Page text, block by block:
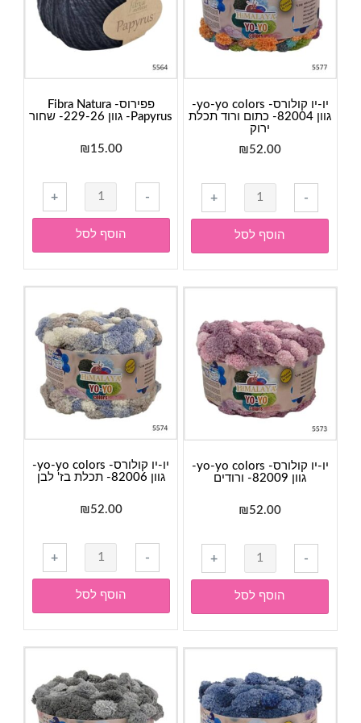
אפור
כסוף
פפירוס- Fibra Natura
Papyrus- גוון 229-26- שחור
₪15.00
-
כמות
של
פפירוס-
Fibra
Natura
Papyrus-
גוון
229-
26-
שחור
+
הוסף לסל
יו-יו קולורס- yo-yo colors-
גוון 82004- כתום ורוד תכלת
ירוק
₪52.00
-
כמות
של
יו-יו
קולורס-
yo-
yo
גוון
82004-
כתום
ורוד
תכלת
+
הוסף לסל
יו-יו קולורס- yo-yo colors-
גוון 82006- תכלת בז' לבן
₪52.00
-
כמות
של
יו-יו
קולורס-
yo-
yo
גוון
82006-
+
הוסף לסל
יו-יו קולורס- yo-yo colors-
גוון 82009- ורודים
₪52.00
-
כמות
של
יו-יו
קולורס-
yo-
yo
גוון
82009-
+
הוסף לסל